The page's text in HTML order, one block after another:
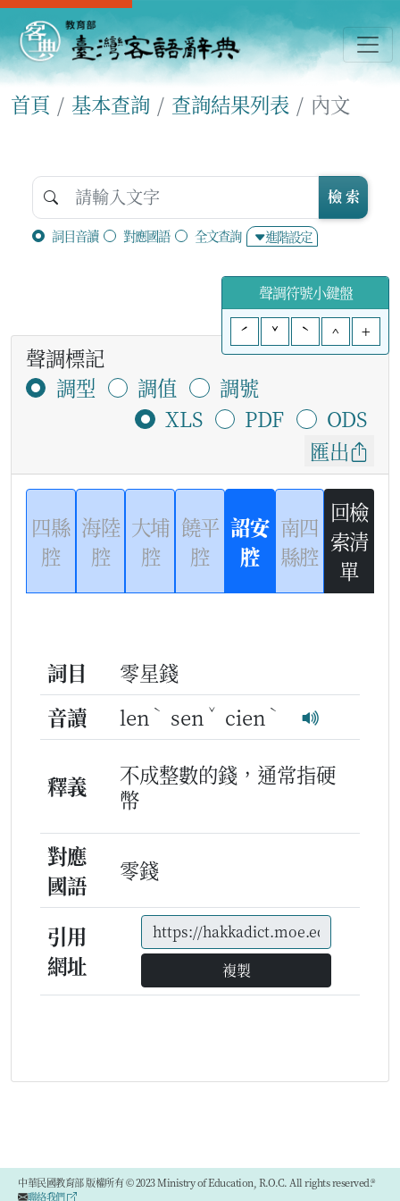
首頁 基本查詢 查詢結果列表 內文
詞目音讀 對應國語 全文查詢 進階設定
檢 索
聲調符號小鍵盤
ˊ
ˇ ˋ ^ +
聲調標記
調型
調值
調號
XLS
PDF
ODS
匯出
四縣
腔
海陸
腔
大埔
腔
饒平
腔
詔安
腔
南四
縣腔
回檢
索清
單
詞目
零星錢
音讀
len ˋ sen ˇ cien ˋ
釋義
不成整數的錢，通常指硬
幣
對應
國語
零錢
引用
網址
複製
中華民國教育部 版權所有 © 2023 Ministry of Education, R.O.C. All rights reserved.®
聯絡我們